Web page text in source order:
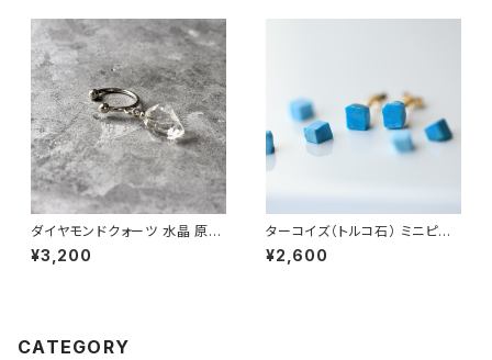
ダイヤモンドクォーツ 水晶 原石
イヤーカフ 一点もの 鉱物 天然
石 ハンドメイド アクセサリー パ
¥3,200
ターコイズ（トルコ石） ミニピア
ス 原石 鉱物 天然石 シンプル
仕事 オフィス 通勤 小さい アク
¥2,600
CATEGORY